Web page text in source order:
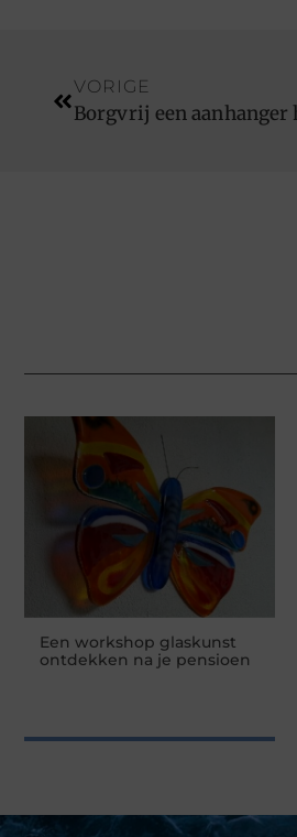
VORIGE
Een workshop glaskunst
ontdekken na je pensioen